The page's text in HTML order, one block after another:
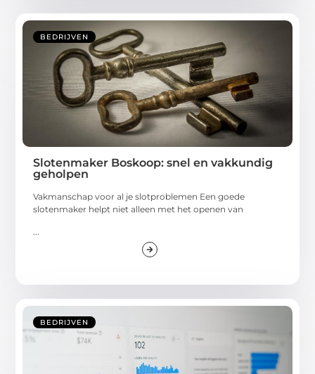
BEDRIJVEN
Slotenmaker Boskoop: snel en vakkundig
geholpen
Vakmanschap voor al je slotproblemen Een goede
slotenmaker helpt niet alleen met het openen van
...
BEDRIJVEN